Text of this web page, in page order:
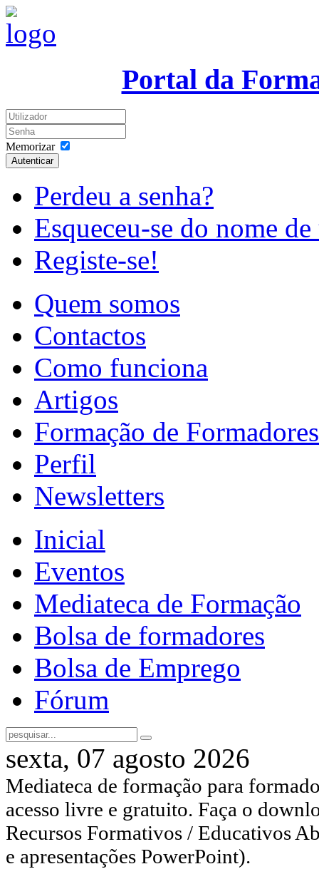
Portal da
Memorizar
Autenticar
Perdeu a senha?
Esqueceu-se do nome
Registe-se!
Quem somos
Contactos
Como funciona
Artigos
Formação de Formadores
Perfil
Newsletters
Inicial
Eventos
Mediateca de Formação
Bolsa de formadores
Bolsa de Emprego
Fórum
sexta, 07 agosto 2026
Mediateca de formação para
acesso livre e gratuito. Faça o
Recursos Formativos / Educativos
e apresentações PowerPoint).